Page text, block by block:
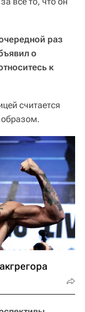
раз
о
к
считается